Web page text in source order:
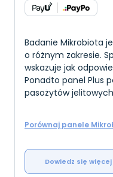
Badanie Mikrobiota
o różnym zakresie.
wskazuje jak
Ponadto panel Plus
pasożytów
Porównaj panele
Dowiedz się więcej